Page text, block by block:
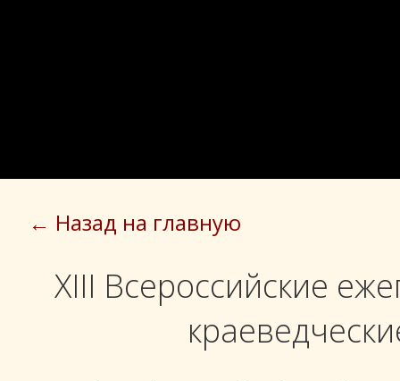
← Назад на главную
XIII Всероссийские